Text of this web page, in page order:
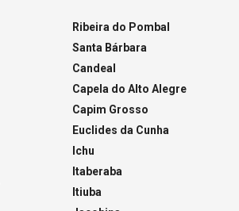
Ribeira do Pombal
Santa Bárbara
Candeal
Capela do Alto Alegre
Capim Grosso
Euclides da Cunha
Ichu
Itaberaba
Itiuba